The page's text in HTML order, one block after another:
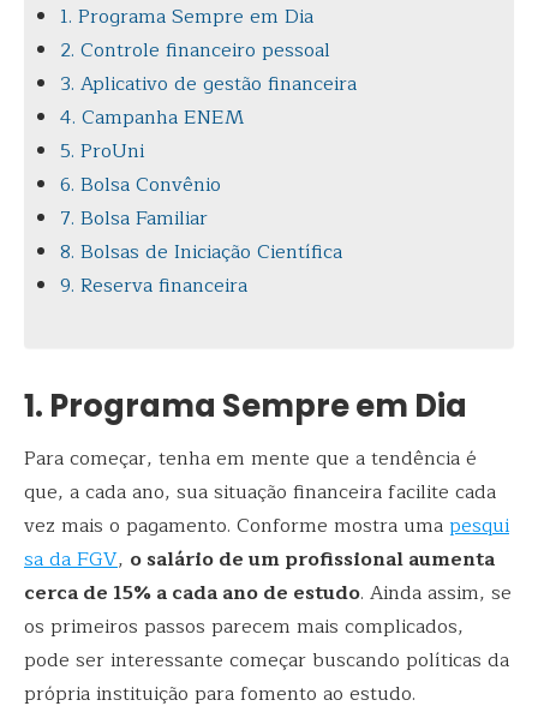
1. Programa Sempre em Dia
2. Controle financeiro pessoal
3. Aplicativo de gestão financeira
4. Campanha ENEM
5. ProUni
6. Bolsa Convênio
7. Bolsa Familiar
8. Bolsas de Iniciação Científica
9. Reserva financeira
1. Programa Sempre em Dia
Para começar, tenha em mente que a tendência é
que, a cada ano, sua situação financeira facilite cada
vez mais o pagamento. Conforme mostra umapesqui
sa da FGV, o salário de um profissional aumenta
cerca de 15% a cada ano de estudo. Ainda assim, se
os primeiros passos parecem mais complicados,
pode ser interessante começar buscando políticas da
própria instituição para fomento ao estudo.